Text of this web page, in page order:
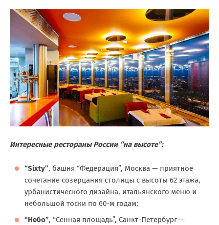
Интересные рестораны России “на высоте”:
“Sixty”, башня “Федерация”, Москва — приятное
сочетание созерцания столицы с высоты 62 этажа,
урбанистического дизайна, итальянского меню и
небольшой тоски по 60-м годам;
“Небо”, “Сенная площадь”, Санкт-Петербург —